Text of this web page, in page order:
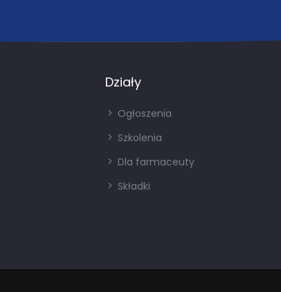
Działy
Ogłoszenia
Szkolenia
Dla farmaceuty
Składki